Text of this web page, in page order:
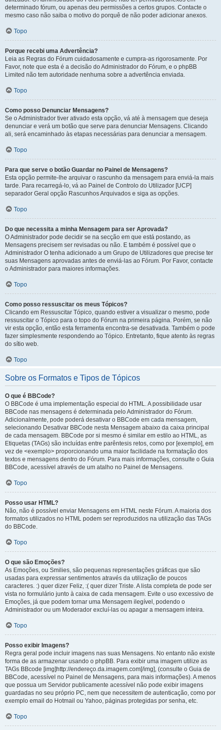
determinado fórum, ou apenas deu permissões a certos grupos. Contacte o
mesmo caso não saiba o motivo do porquê de não poder adicionar anexos.
Topo
Porque recebi uma Advertência?
Leia as Regras do Fórum cuidadosamente e cumpra-as rigorosamente. Por
Favor, note que esta é a decisão do Administrador do Fórum, e o phpBB
Limited não tem autoridade nenhuma sobre a advertência enviada.
Topo
Como posso Denunciar Mensagens?
Se o Administrador tiver ativado esta opção, vá até à mensagem que deseja
denunciar e verá um botão que serve para denunciar Mensagens. Clicando
ali, será encaminhado às etapas necessárias para denunciar a mensagem.
Topo
Para que serve o botão Guardar no Painel de Mensagens?
Esta opção permite-lhe arquivar o rascunho da mensagem para enviá-la mais
tarde. Para recarregá-lo, vá ao Painel de Controlo do Utilizador [UCP]
separador Geral opção Rascunhos Arquivados e siga as opções.
Topo
Do que necessita a minha Mensagem para ser Aprovada?
O Administrador pode decidir se na secção em que está postando, as
Mensagens precisem ser revisadas ou não. E também é possível que o
Administrador O tenha adicionado a um Grupo de Utilizadores que precise ter
suas Mensagens aprovadas antes de enviá-las ao Fórum. Por Favor, contacte
o Administrador para maiores informações.
Topo
Como posso ressuscitar os meus Tópicos?
Clicando em Ressuscitar Tópico, quando estiver a visualizar o mesmo, pode
ressuscitar o Tópico para o topo do Fórum na primeira página. Porém, se não
vir esta opção, então esta ferramenta encontra-se desativada. Também o pode
fazer simplesmente respondendo ao Tópico. Entretanto, fique atento às regras
do sítio web.
Topo
Sobre os Formatos e Tipos de Tópicos
O que é BBCode?
O BBCode é uma implementação especial do HTML. A possibilidade usar
BBCode nas mensagens é determinada pelo Administrador do Fórum.
Adicionalmente, pode poderá desativar o BBCode em cada mensagem,
selecionando Desativar BBCode nesta Mensagem abaixo da caixa principal
de cada mensagem. BBCode por si mesmo é similar em estilo ao HTML, as
Etiquetas (TAGs) são incluídas entre parêntesis retos, como por [exemplo], em
vez de <exemplo> proporcionando uma maior facilidade na formatação dos
textos e mensagens dentro do Fórum. Para mais informações, consulte o Guia
BBCode, acessível através de um atalho no Painel de Mensagens.
Topo
Posso usar HTML?
Não, não é possível enviar Mensagens em HTML neste Fórum. A maioria dos
formatos utilizados no HTML podem ser reproduzidos na utilização das TAGs
do BBCode.
Topo
O que são Emoções?
As Emoções, ou Smilies, são pequenas representações gráficas que são
usadas para expressar sentimentos através da utilização de poucos
caracteres. :) quer dizer Feliz, :( quer dizer Triste. A lista completa de pode ser
vista no formulário junto à caixa de cada mensagem. Evite o uso excessivo de
Emoções, já que podem tornar uma Mensagem ilegível, podendo o
Administrador ou um Moderador excluí-las ou apagar a mensagem inteira.
Topo
Posso exibir Imagens?
Regra geral pode incluir imagens nas suas Mensagens. No entanto não existe
forma de as armazenar usando o phpBB. Para exibir uma imagem utilize as
TAGs BBcode [img]http://endereço.da.imagem.com[/img], (consulte o Guia de
BBCode, acessível no Painel de Mensagens, para mais informações). A menos
que possua um Servidor publicamente acessível não pode exibir imagens
guardadas no seu próprio PC, nem que necessitem de autenticação, como por
exemplo email do Hotmail ou Yahoo, páginas protegidas por senha, etc.
Topo